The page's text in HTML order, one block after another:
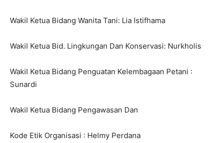
Wakil Ketua Bidang Wanita Tani: Lia Istifhama
Wakil Ketua Bid. Lingkungan Dan Konservasi: Nurkholis
Wakil Ketua Bidang Penguatan Kelembagaan Petani :
Sunardi
Wakil Ketua Bidang Pengawasan Dan
Kode Etik Organisasi : Helmy Perdana